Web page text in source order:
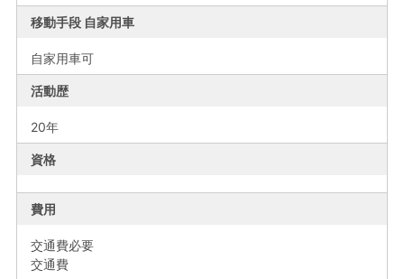
移動手段 自家用車
自家用車可
活動歴
20年
資格
費用
交通費必要
交通費